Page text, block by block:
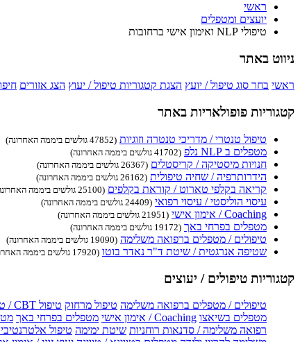
ראשי
יועצים ומטפלים
טיפולי NLP ואימון אישי ברחובות
ניווט באתר
ראשי בחר סוג טיפול / יועץ הצגת קטגוריות טיפול / יעוץ הצג אזורים
קטגוריות פופולאריות באתר
טיפול טנטרי / מדריכי טנטרה וזוגיות (47852 גולשים ביממה האחרונה)
מטפלים ב NLP נלפ (41702 גולשים ביממה האחרונה)
חנויות מיסטיקה / קריסטלים (26367 גולשים ביממה האחרונה)
הידרותרפיה / שחיה טיפולית (26162 גולשים ביממה האחרונה)
קריאה בקלפי טארוט / קוראת בקלפים (25100 גולשים ביממה האחרונה)
עיסוי הוליסטי / עיסוי רפואי (24409 גולשים ביממה האחרונה)
Coaching / אימון אישי (21951 גולשים ביממה האחרונה)
מטפלים בפרחי באך (19172 גולשים ביממה האחרונה)
טיפולים / מטפלים ברפואה משלימה (19090 גולשים ביממה האחרונה)
שטיפה אנרגטית / שיטת ד"ר נאדר בוטו (17920 גולשים ביממה האחרונה)
קטגוריות טיפולים / יעוצים
טיפולים / מטפלים ברפואה משלימה טיפול מרחוק טיפול CBT / טיפול CBT און ליין
מטפלים בשיאצו Coaching / אימון אישי מטפלים בפרחי באך
רפואה משלימה / סדנאות רוחניות שיטת ימימה טיפול